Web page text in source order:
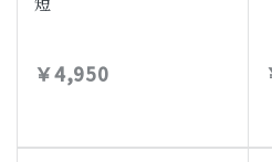
￥4,950